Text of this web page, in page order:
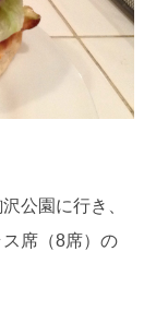
公園に行き、
席（8席）の